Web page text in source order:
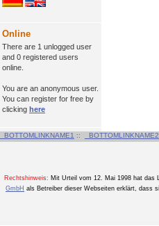
Online
There are 1 unlogged user
and 0 registered users
online.
You are an anonymous user.
You can register for free by
clicking here
_BOTTOMLINKNAME1 :: _BOTTOMLINKNAME2
Rechtshinweis: Mit Urteil vom 12. Mai 1998 hat das
GmbH als Betreiber dieser Webseiten erklärt, dass